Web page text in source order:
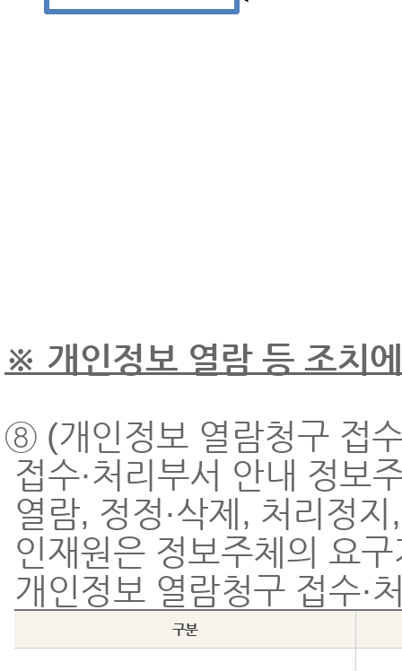
※ 개인정보 열람 등 조치
⑧ (개인정보 열람청구 접
접수·처리부서 안내 정보
열람, 정정·삭제, 처리정
인재원은 정보주체의 요
개인정보 열람청구 접수·
구분